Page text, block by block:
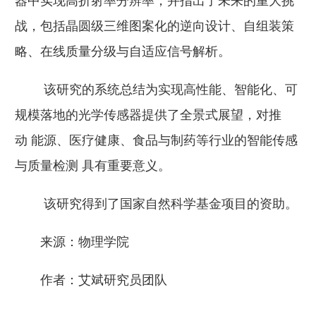
战，包括晶圆级三维图案化的逆向设计、自组装策
略、在线质量分级与自适应信号解析。
该研究的系统总结为实现高性能、智能化、可
规模落地的光学传感器提供了全景式展望，对推
动 能源、医疗健康、食品与制药等行业的智能传感
与质量检测 具有重要意义。
该研究得到了国家自然科学基金项目的资助。
来源：物理学院
作者：艾斌研究员团队